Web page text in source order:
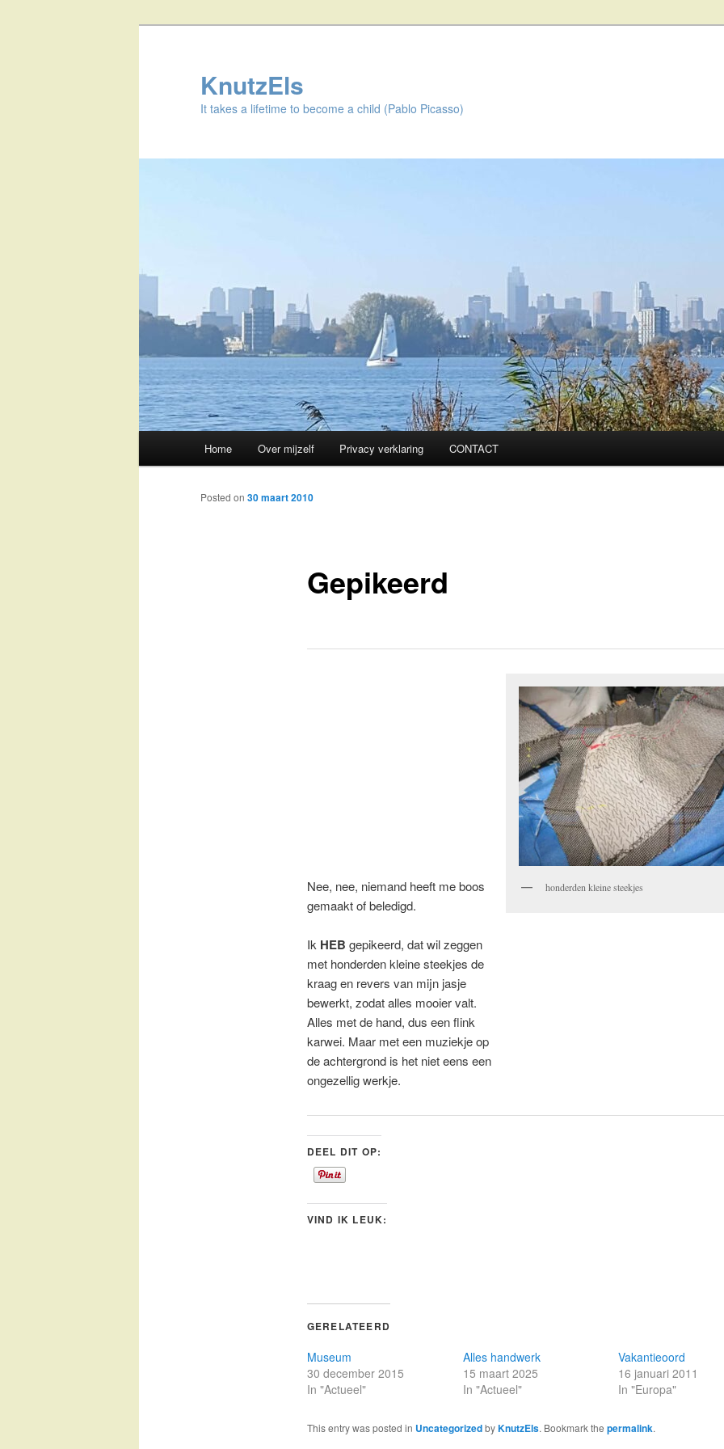
KnutzEls
It takes a lifetime to become a child (Pablo Picasso)
Skip
to
Home Over mijzelf Privacy verklaring CONTACT
Gepikeerd
Posted on 30 maart 2010
Nee, nee, niemand heeft me boos
gemaakt of beledigd.
Ik HEB gepikeerd, dat wil zeggen
met honderden kleine steekjes de
kraag en revers van mijn jasje
bewerkt, zodat alles mooier valt.
Alles met de hand, dus een flink
karwei. Maar met een muziekje op
de achtergrond is het niet eens een
ongezellig werkje.
honderden kleine steekjes
DEEL DIT OP:
VIND IK LEUK:
GERELATEERD
Museum
30 december 2015
In "Actueel"
Alles handwerk
15 maart 2025
In "Actueel"
Vakantieoord
16 januari 2011
In "Europa"
This entry was posted in UncategorizedbyKnutzEls. Bookmark the permalink.